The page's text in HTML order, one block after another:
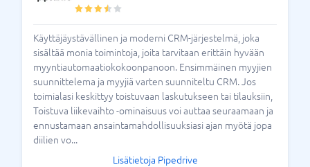
Käyttäjäystävällinen ja moderni CRM-järjestelmä, joka
sisältää monia toimintoja, joita tarvitaan erittäin hyvään
myyntiautomaatiokokoonpanoon. Ensimmäinen myyjien
suunnittelema ja myyjiä varten suunniteltu CRM. Jos
toimialasi keskittyy toistuvaan laskutukseen tai tilauksiin,
Toistuva liikevaihto -ominaisuus voi auttaa seuraamaan ja
ennustamaan ansaintamahdollisuuksiasi ajan myötä jopa
diilien vo...
Lisätietoja Pipedrive